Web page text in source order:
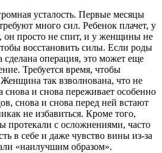
усталость. Первые месяцы
много сил. Ребенок плачет, у
он просто не спит, и у женщины не
восстановить силы. Если роды
операция, это может еще
Требуется время, чтобы
так взволнована, что не
и снова переживает особенно
снова и снова перед ней встают
не избавиться. Кроме того,
с осложнениями, часто
в себе и даже чувство вины из-за
«наилучшим образом».